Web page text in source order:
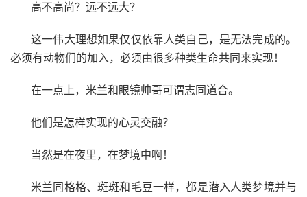
高不高尚？远不远大？
这一伟大理想如果仅仅依靠人类自己，是无法完成的。
必须有动物们的加入，必须由很多种类生命共同来实现！
在一点上，米兰和眼镜帅哥可谓志同道合。
他们是怎样实现的心灵交融？
当然是在夜里，在梦境中啊！
米兰同格格、斑斑和毛豆一样，都是潜入人类梦境并与